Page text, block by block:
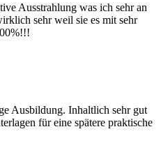
Ausstrahlung was ich sehr an
sehr weil sie es mit sehr
Ausbildung. Inhaltlich sehr gut
für eine spätere praktische